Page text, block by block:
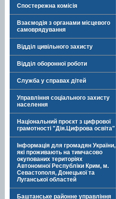
Спостережна комісія
Взаємодія з органами місцевого
самоврядування
Відділ цивільного захисту
Відділ оборонної роботи
Служба у справах дітей
Управління соціального захисту
населення
Національний проєкт з цифрової
грамотності "Дія.Цифрова освіта"
Інформація для громадян України,
які проживають на тимчасово
окупованих територіях
Автономної Республіки Крим, м.
Севастополя, Донецької та
Луганської областей
Баштанське районне управління